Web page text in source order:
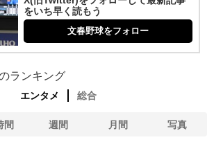
をいち早く読もう
文春野球をフォロー
ランキング
エンタメ 総合
間 週間 月間 写真